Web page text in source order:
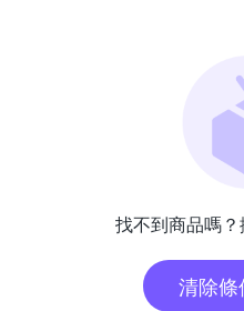
找不到商品嗎？
清除